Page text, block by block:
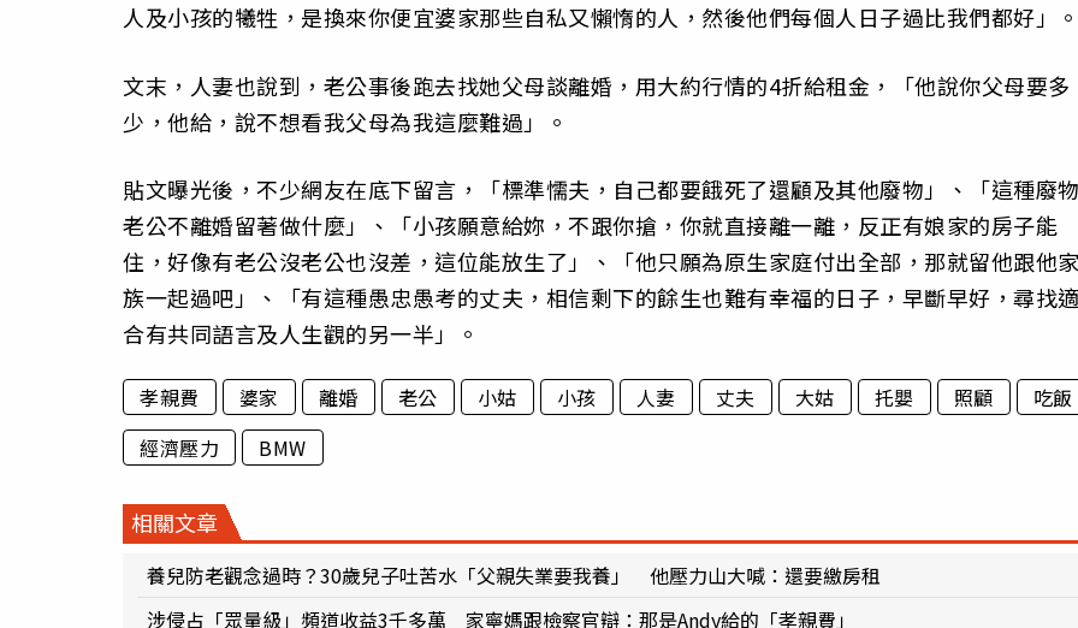
人及小孩的犧牲，是換來你便宜婆家那些自私又懶惰的人，然後他們每個人日子過比我們都好」
文末，人妻也說到，老公事後跑去找她父母談離婚，用大約行情的4折給租金，「他說你父母要多
少，他給，說不想看我父母為我這麼難過」。
貼文曝光後，不少網友在底下留言，「標準懦夫，自己都要餓死了還顧及其他廢物」、「這種廢
老公不離婚留著做什麼」、「小孩願意給妳，不跟你搶，你就直接離一離，反正有娘家的房子能
住，好像有老公沒老公也沒差，這位能放生了」、「他只願為原生家庭付出全部，那就留他跟他
族一起過吧」、「有這種愚忠愚考的丈夫，相信剩下的餘生也難有幸福的日子，早斷早好，尋找
合有共同語言及人生觀的另一半」。
孝親費 婆家 離婚 老公 小姑 小孩 人妻 丈夫 大姑 托嬰 照顧
吃飯
經濟壓力
BMW
相關文章
養兒防老觀念過時？30歲兒子吐苦水「父親失業要我養」 他壓力山大喊：還要繳房租
涉侵占「眾量級」頻道收益3千多萬 家寧媽跟檢察官辯：那是Andy給的「孝親費」